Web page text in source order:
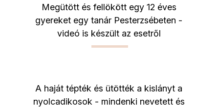
Megütött és fellökött egy 12 éves
gyereket egy tanár Pesterzsébeten -
videó is készült az esetről
A haját tépték és ütötték a kislányt a
nyolcadikosok - mindenki nevetett és